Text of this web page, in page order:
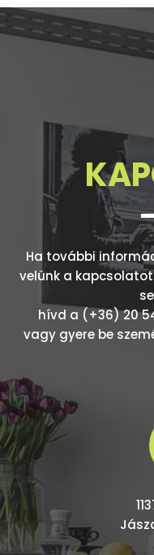
Ha további
velünk a
hívd a (+36) 20
vagy gyere be